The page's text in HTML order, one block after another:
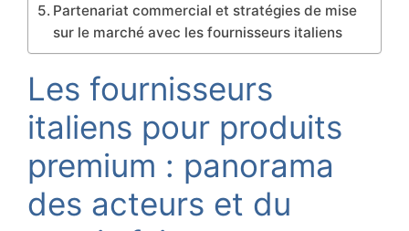
Partenariat commercial et stratégies de mise
sur le marché avec les fournisseurs italiens
Les fournisseurs
italiens pour produits
premium : panorama
des acteurs et du